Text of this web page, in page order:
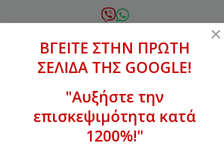
σε
xanthogenous@gmail.com
ΒΓΕΙΤΕ ΣΤΗΝ ΠΡΩΤΗ ΣΕΛΙΔΑ ΤΗΣ
GOOGLE!
×
ΒΓΕΙΤΕ ΣΤΗΝ ΠΡΩΤΗ
ΣΕΛΙΔΑ ΤΗΣ GOOGLE!
"Αυξήστε την
επισκεψιμότητα κατά
1200%!"